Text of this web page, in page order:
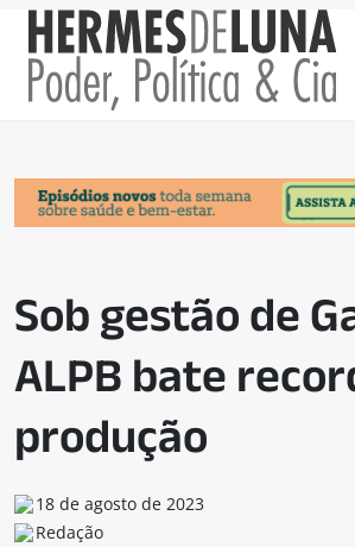
Sob gestão de
ALPB bate
produção
18 de agosto de 2023
Redação